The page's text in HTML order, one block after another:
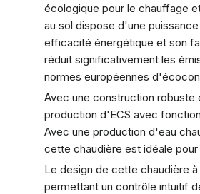
écologique pour le chauffage
au sol dispose d'une
efficacité énergétique et son
réduit significativement les
normes européennes
Avec une construction robuste
production d'ECS avec
Avec une production d'eau
cette chaudière est idéale
Le design de cette chaudière
permettant un contrôle intuitif